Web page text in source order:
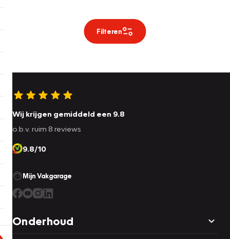
Filteren
Wij krijgen gemiddeld een 9.8
o.b.v. ruim 8 reviews
9.8/10
Mijn Vakgarage
Onderhoud